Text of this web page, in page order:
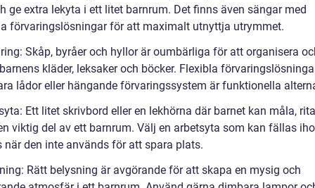
ge extra lekyta i ett litet barnrum. Det finns även sängar med
förvaringslösningar för att maximalt utnyttja utrymmet.
Skåp, byråer och hyllor är oumbärliga för att organisera
kläder, leksaker och böcker. Flexibla
lådor eller hängande förvaringssystem är funktionella
Ett litet skrivbord eller en lekhörna där barnet kan måla,
viktig del av ett barnrum. Välj en arbetsyta som kan fällas
när den inte används för att spara plats.
Rätt belysning är avgörande för att skapa en mysig och